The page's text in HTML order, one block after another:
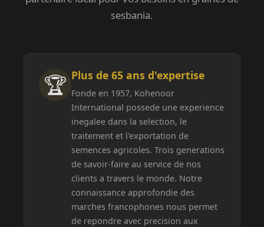
sesbania.
🏆 Plus de 65 ans d'expertise
Fonde en 1957, Kohenoor
International possede une experience
inegalee dans la selection, le
traitement et l'exportation de
semences agricoles. Trois generations
de savoir-faire au service de nos
clients a travers le monde. Notre
connaissance approfondie des
marches francophones nous permet
de repondre avec precision aux